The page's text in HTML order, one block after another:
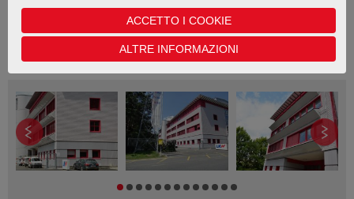
230Wp
Nr di file: 3
ACCETTO I COOKIE
ALTRE INFORMAZIONI